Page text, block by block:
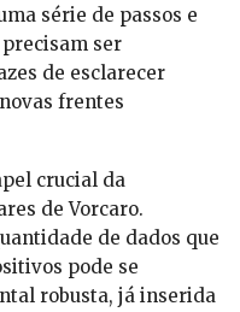
série de passos e
ser
de esclarecer
frentes
crucial da
de Vorcaro.
de dados que
pode se
robusta, já inserida